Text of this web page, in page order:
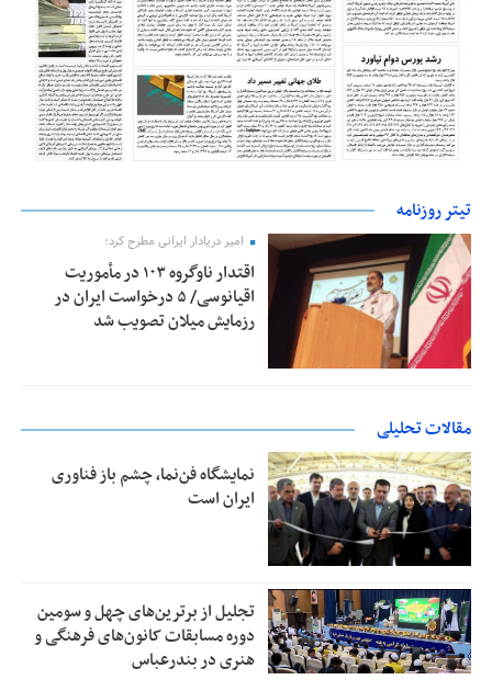
تیتر روزنامه
امیر دریادار ایرانی مطرح کرد؛
اقتدار ناوگروه ۱۰۳ در مأموریت‌
اقیانوسی/ ۵ درخواست ایران در
رزمایش میلان تصویب شد
مقالات تحلیلی
نمایشگاه فن‌نما، چشم باز فناوری
ایران است
تجلیل از بر‌ترین‌های چهل و سومین
دوره مسابقات کانون‌های فرهنگی و
هنری در بندرعباس